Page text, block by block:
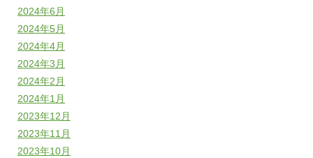
2024年6月
2024年5月
2024年4月
2024年3月
2024年2月
2024年1月
2023年12月
2023年11月
2023年10月